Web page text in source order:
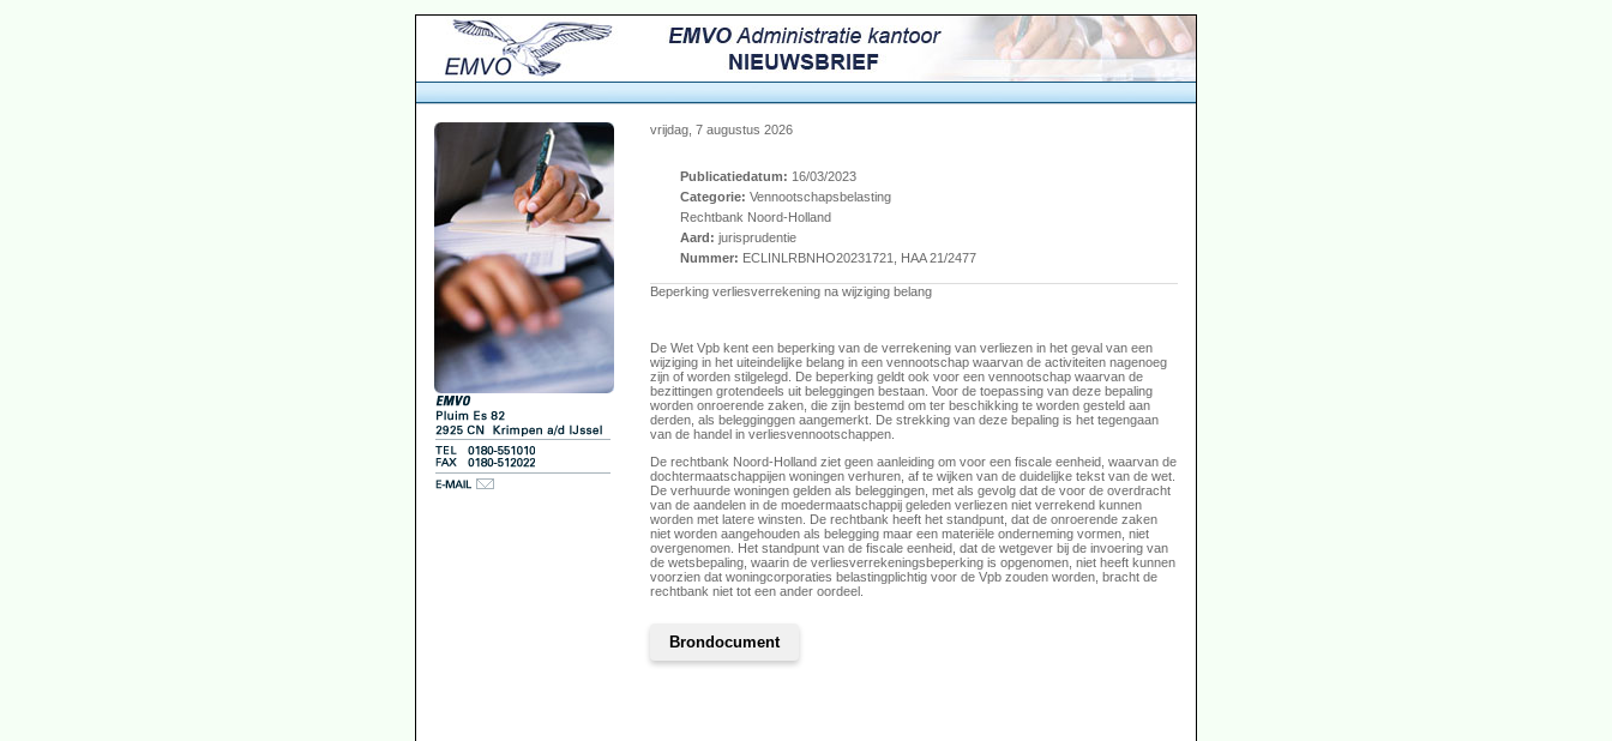
vrijdag, 7 augustus 2026
Publicatiedatum: 16/03/2023
Categorie: Vennootschapsbelasting
Rechtbank Noord-Holland
Aard: jurisprudentie
Nummer: ECLINLRBNHO20231721, HAA 21/2477
Beperking verliesverrekening na wijziging belang
De Wet Vpb kent een beperking van de verrekening van verliezen in het geval van een
wijziging in het uiteindelijke belang in een vennootschap waarvan de activiteiten nagenoeg
zijn of worden stilgelegd. De beperking geldt ook voor een vennootschap waarvan de
bezittingen grotendeels uit beleggingen bestaan. Voor de toepassing van deze bepaling
worden onroerende zaken, die zijn bestemd om ter beschikking te worden gesteld aan
derden, als belegginggen aangemerkt. De strekking van deze bepaling is het tegengaan
van de handel in verliesvennootschappen.
De rechtbank Noord-Holland ziet geen aanleiding om voor een fiscale eenheid, waarvan de
dochtermaatschappijen woningen verhuren, af te wijken van de duidelijke tekst van de wet.
De verhuurde woningen gelden als beleggingen, met als gevolg dat de voor de overdracht
van de aandelen in de moedermaatschappij geleden verliezen niet verrekend kunnen
worden met latere winsten. De rechtbank heeft het standpunt, dat de onroerende zaken
niet worden aangehouden als belegging maar een materiële onderneming vormen, niet
overgenomen. Het standpunt van de fiscale eenheid, dat de wetgever bij de invoering van
de wetsbepaling, waarin de verliesverrekeningsbeperking is opgenomen, niet heeft kunnen
voorzien dat woningcorporaties belastingplichtig voor de Vpb zouden worden, bracht de
rechtbank niet tot een ander oordeel.
Brondocument